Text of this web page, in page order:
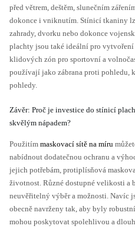
před větrem, deštěm, slunečním
dokonce i vniknutím. Stínicí tkaniny
zahrady, dvorku nebo dokonce
plachty jsou také ideální pro
klidových zón pro sportovní a
používají jako zábrana proti pohledu,
pohledy.
Závěr: Proč je investice do stínicí
skvělým nápadem?
Použitím maskovací sítě na míru
nabídnout dodatečnou ochranu a
jejich potřebám, protiplísňová
životnost. Různé dostupné velikosti a
neuvěřitelný výběr a možnosti. Navíc
obecně navrženy tak, aby byly
mohou poskytovat spolehlivou a